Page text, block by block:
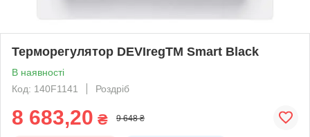
Терморегулятор DEVIregTM Smart Black
В наявності
Код: 140F1141
Роздріб
8 683,20 ₴ 9 648 ₴